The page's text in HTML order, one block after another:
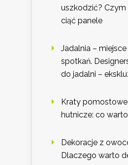
uszkodzić? Czym
ciąć panele
Jadalnia –
spotkań.
do jadalni –
Kraty
hutnicze: co
Dekoracje z
Dlaczego warto